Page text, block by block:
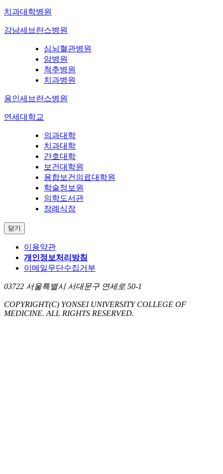
치과대학병원
강남세브란스병원
심뇌혈관병원
암병원
척추병원
치과병원
용인세브란스병원
연세대학교
의과대학
치과대학
간호대학
보건대학원
융합보건의료대학원
학술정보원
의학도서관
장례식장
닫기
이용약관
개인정보처리방침
이메일무단수집거부
03722 서울특별시 서대문구 연세로 50-1
COPYRIGHT(C) YONSEI UNIVERSITY COLLEGE OF
MEDICINE. ALL RIGHTS RESERVED.